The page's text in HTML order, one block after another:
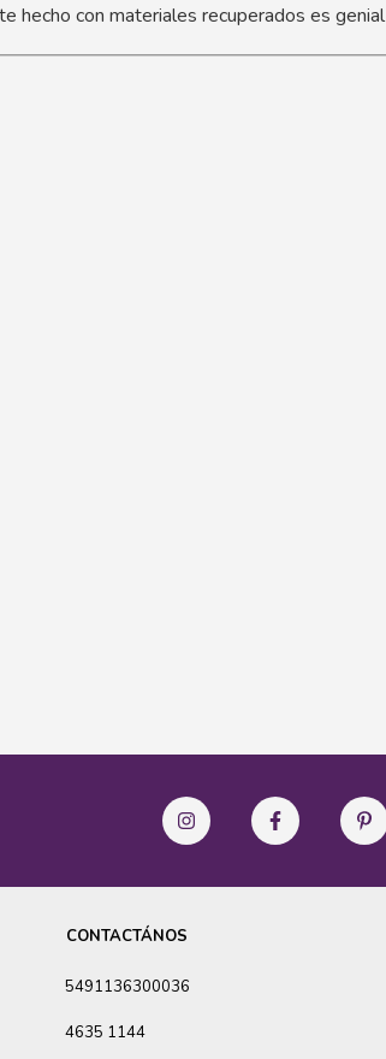
hecho con materiales recuperados es genial
CONTACTÁNOS
5491136300036
4635 1144